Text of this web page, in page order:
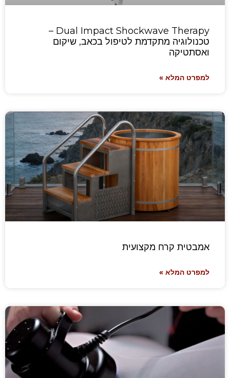
Dual Impact Shockwave Therapy –
טכנולוגיה מתקדמת לטיפול בכאב, שיקום
ואסתטיקה
למפרט המלא »
אמבטית קרח מקצועית
למפרט המלא »